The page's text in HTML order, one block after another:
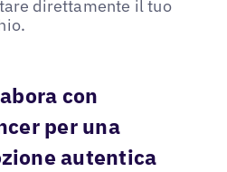
direttamente il tuo
con
per una
autentica